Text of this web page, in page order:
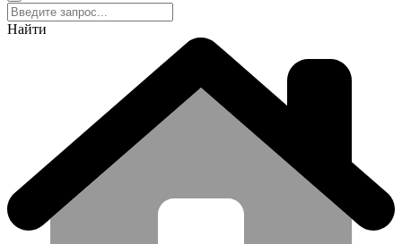
Найти